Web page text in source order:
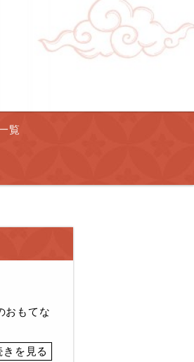
覧
おもてな
きを見る